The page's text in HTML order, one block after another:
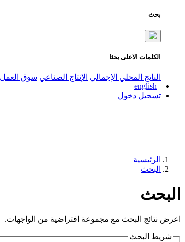
بحث
الكلمات الاعلى بحثا
الناتج المحلي الإجمالي الإنتاج الصناعي سوق العمل
english
تسجيل دخول
الرئيسية
البحث
البحث
اعرض نتائج البحث مع مجموعة افتراضية من الواجهات.
شريط البحث